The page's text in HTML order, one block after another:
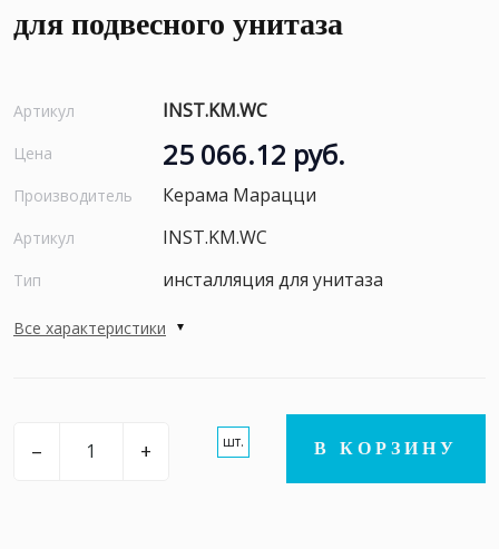
для подвесного унитаза
Артикул INST.KM.WC
Цена 25 066.12 руб.
Производитель Керама Марацци
Артикул INST.KM.WC
Тип инсталляция для унитаза
Все характеристики
– + шт. В КОРЗИНУ